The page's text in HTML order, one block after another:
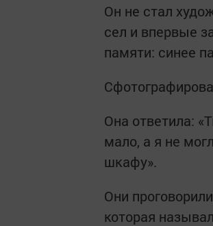
Он не стал
сел и впервые
памяти: синее
Она ответила:
мало, а я не
шкафу».
Они
которая